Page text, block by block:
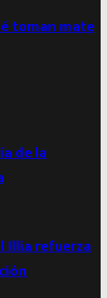
toman mate
de la
Illia refuerza